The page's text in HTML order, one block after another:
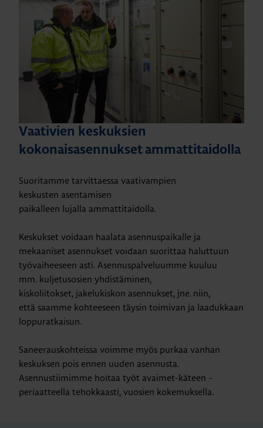
Vaativien keskuksien
kokonaisasennukset ammattitaidolla
Suoritamme tarvittaessa vaativampien
keskusten asentamisen
paikalleen lujalla ammattitaidolla.
Keskukset voidaan haalata asennuspaikalle ja
mekaaniset asennukset voidaan suorittaa haluttuun
työvaiheeseen asti. Asennuspalveluumme kuuluu
mm. kuljetusosien yhdistäminen,
kiskoliitokset, jakelukiskon asennukset, jne. niin,
että saamme kohteeseen täysin toimivan ja laadukkaan
loppuratkaisun.
Saneerauskohteissa voimme myös purkaa vanhan
keskuksen pois ennen uuden asennusta.
Asennustiimimme hoitaa työt avaimet-käteen -
periaatteella tehokkaasti, vuosien kokemuksella.